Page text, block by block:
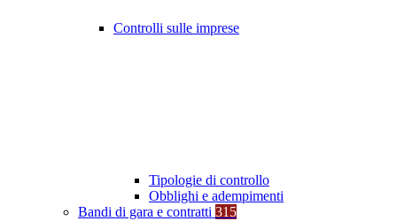
Controlli sulle imprese
Tipologie di controllo
Obblighi e adempimenti
Bandi di gara e contratti 315